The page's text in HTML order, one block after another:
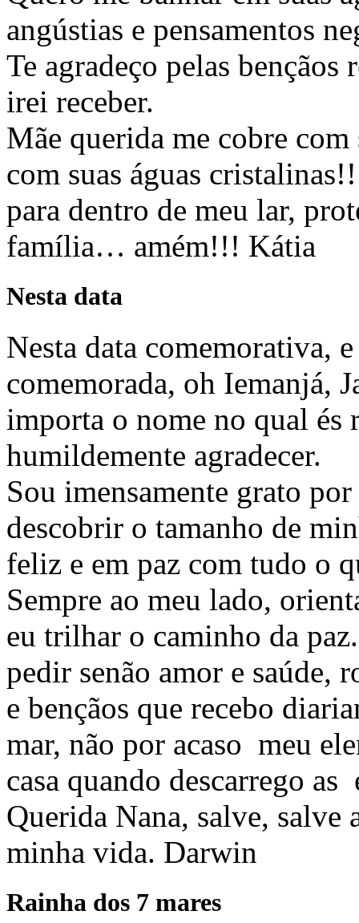
angústias e pensamentos
Te agradeço pelas bençãos
irei receber.
Mãe querida me cobre
com suas águas
para dentro de meu lar,
família… amém!!! Kátia
Nesta data
Nesta data comemorativa,
comemorada, oh Iemanjá,
importa o nome no qual és
humildemente agradecer.
Sou imensamente grato
descobrir o tamanho de
feliz e em paz com tudo o
Sempre ao meu lado,
eu trilhar o caminho da
pedir senão amor e saúde,
e bençãos que recebo
mar, não por acaso meu
casa quando descarrego
Querida Nana, salve, salve
minha vida. Darwin
Rainha dos 7 mares